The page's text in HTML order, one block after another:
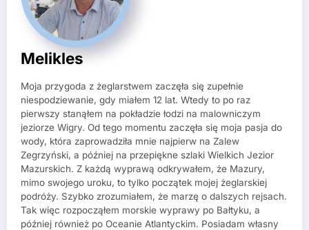
Melikles
Moja przygoda z żeglarstwem zaczęła się zupełnie
niespodziewanie, gdy miałem 12 lat. Wtedy to po raz
pierwszy stanąłem na pokładzie łodzi na malowniczym
jeziorze Wigry. Od tego momentu zaczęła się moja pasja do
wody, która zaprowadziła mnie najpierw na Zalew
Zegrzyński, a później na przepiękne szlaki Wielkich Jezior
Mazurskich. Z każdą wyprawą odkrywałem, że Mazury,
mimo swojego uroku, to tylko początek mojej żeglarskiej
podróży. Szybko zrozumiałem, że marzę o dalszych rejsach.
Tak więc rozpocząłem morskie wyprawy po Bałtyku, a
później również po Oceanie Atlantyckim. Posiadam własny